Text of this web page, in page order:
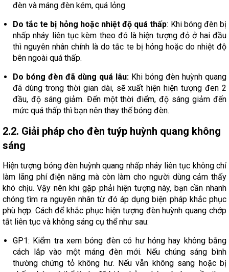
đèn và máng đèn kém, quá lỏng
Do tắc te bị hỏng hoặc nhiệt độ quá thấp: Khi bóng đèn bị
nhấp nháy liên tục kèm theo đó là hiện tượng đỏ ở hai đầu
thì nguyên nhân chính là do tắc te bị hỏng hoặc do nhiệt độ
bên ngoài quá thấp.
Do bóng đèn đã dùng quá lâu: Khi bóng đèn huỳnh quang
đã dùng trong thời gian dài, sẽ xuất hiện hiện tượng đen 2
đầu, độ sáng giảm. Đến một thời điểm, độ sáng giảm đến
mức quá thấp thì bạn nên thay thế bóng đèn.
2.2. Giải pháp cho đèn tuýp huỳnh quang không
sáng
Hiện tượng bóng đèn huỳnh quang nhấp nháy liên tục không chỉ
làm lãng phí điện năng mà còn làm cho người dùng cảm thấy
khó chịu. Vậy nên khi gặp phải hiện tượng này, bạn cần nhanh
chóng tìm ra nguyên nhân từ đó áp dụng biện pháp khắc phục
phù hợp. Cách để khắc phục hiện tượng đèn huỳnh quang chớp
tắt liên tục và không sáng cụ thể như sau:
GP1: Kiểm tra xem bóng đèn có hư hỏng hay không bằng
cách lắp vào một máng đèn mới. Nếu chúng sáng bình
thường chứng tỏ không hư. Nếu vẫn không sang hoặc bị